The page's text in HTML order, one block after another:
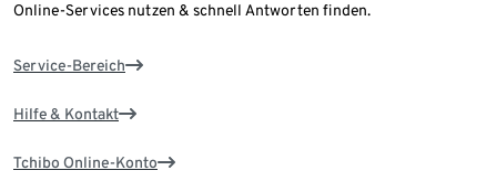
Online-Services nutzen & schnell Antworten finden.
Service-Bereich
Hilfe & Kontakt
Tchibo Online-Konto